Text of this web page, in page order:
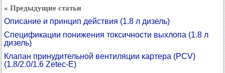
« Предыдущие статьи
Описание и принцип действия (1.8 л дизель)
Спецификации понижения токсичности выхлопа (1.8 л
дизель)
Клапан принудительной вентиляции картера (PCV)
(1.8/2.0/1.6 Zetec-E)